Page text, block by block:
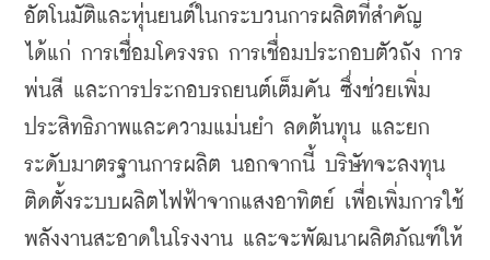
อัตโนมัติและหุ่นยนต์ในกระบวนการผลิตที่สำคัญ
ได้แก่ การเชื่อมโครงรถ การเชื่อมประกอบตัวถัง การ
พ่นสี และการประกอบรถยนต์เต็มคัน ซึ่งช่วยเพิ่ม
ประสิทธิภาพและความแม่นยำ ลดต้นทุน และยก
ระดับมาตรฐานการผลิต นอกจากนี้ บริษัทจะลงทุน
ติดตั้งระบบผลิตไฟฟ้าจากแสงอาทิตย์ เพื่อเพิ่มการใช้
พลังงานสะอาดในโรงงาน และจะพัฒนาผลิตภัณฑ์ให้